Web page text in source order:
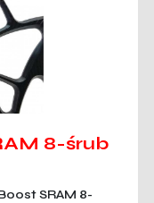
8-śrub
SRAM 8-